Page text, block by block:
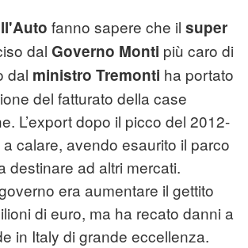
fanno sapere che il super
dal Governo Monti più caro di
dal ministro Tremonti ha portato
del fatturato della case
L’export dopo il picco del 2012-
calare, avendo esaurito il parco
destinare ad altri mercati.
era aumentare il gettito
di euro, ma ha recato danni a
in Italy di grande eccellenza.